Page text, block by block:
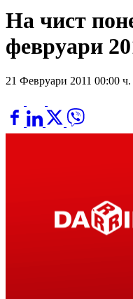
На чист
февруари
21 Февруари 2011 00:00 ч.